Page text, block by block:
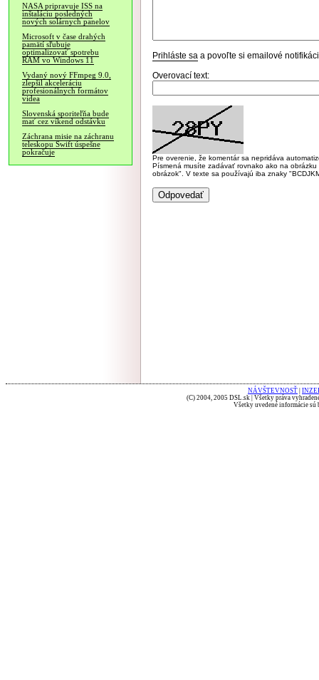
NASA pripravuje ISS na
inštaláciu posledných
nových solárnych panelov
Microsoft v čase drahých
pamätí sľubuje
optimalizovať spotrebu
RAM vo Windows 11
Vydaný nový FFmpeg 9.0,
zlepšil akceleráciu
profesionálnych formátov
videa
Slovenská sporiteľňa bude
mať cez víkend odstávku
Záchrana misie na záchranu
teleskopu Swift úspešne
pokračuje
Prihláste sa a povoľte si emailové
Overovací text:
Pre overenie, že komentár sa nepridáva
Písmená musíte zadávať rovnako ako na
obrázok". V texte sa používajú iba znaky
NÁVŠTEVNOSŤ
(C) 2004, 2005 DSL.sk | Všetky práva
Všetky uvedené informácie sú